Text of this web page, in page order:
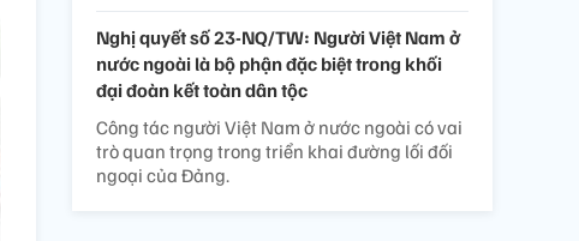
Nghị quyết số 23-NQ/TW: Người Việt Nam ở
nước ngoài là bộ phận đặc biệt trong khối
đại đoàn kết toàn dân tộc
Công tác người Việt Nam ở nước ngoài có vai
trò quan trọng trong triển khai đường lối đối
ngoại của Đảng.